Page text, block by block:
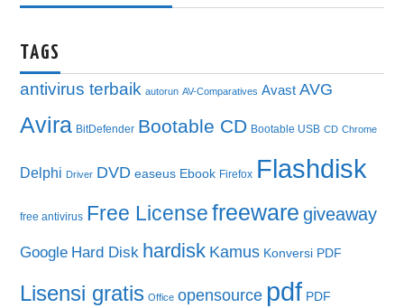
TAGS
antivirus terbaik autorun AV-Comparatives Avast AVG
Avira BitDefender Bootable CD Bootable USB CD Chrome
Delphi Driver DVD easeus Ebook Firefox Flashdisk
free antivirus Free License freeware giveaway
Google Hard Disk hardisk Kamus Konversi PDF
Lisensi gratis Office opensource pdf PDF